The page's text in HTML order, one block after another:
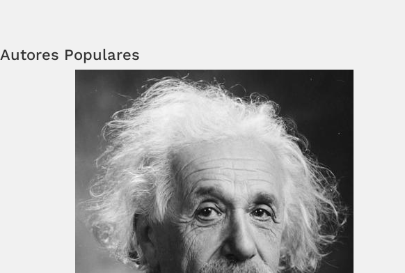
Autores Populares